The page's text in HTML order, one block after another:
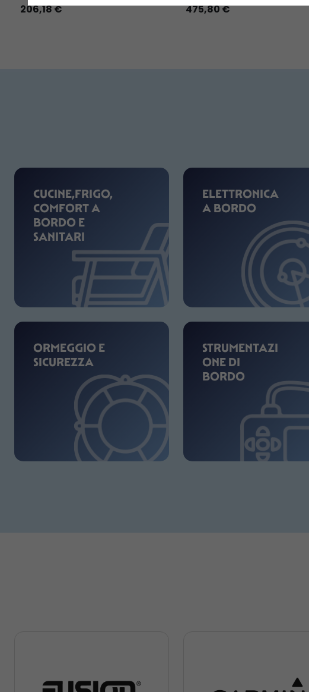
206,18 € 475,80 €
CUCINE,FRIGO,
COMFORT A
BORDO E
SANITARI
ELETTRONICA
A BORDO
ORMEGGIO E
SICUREZZA
STRUMENTAZI
ONE DI
BORDO